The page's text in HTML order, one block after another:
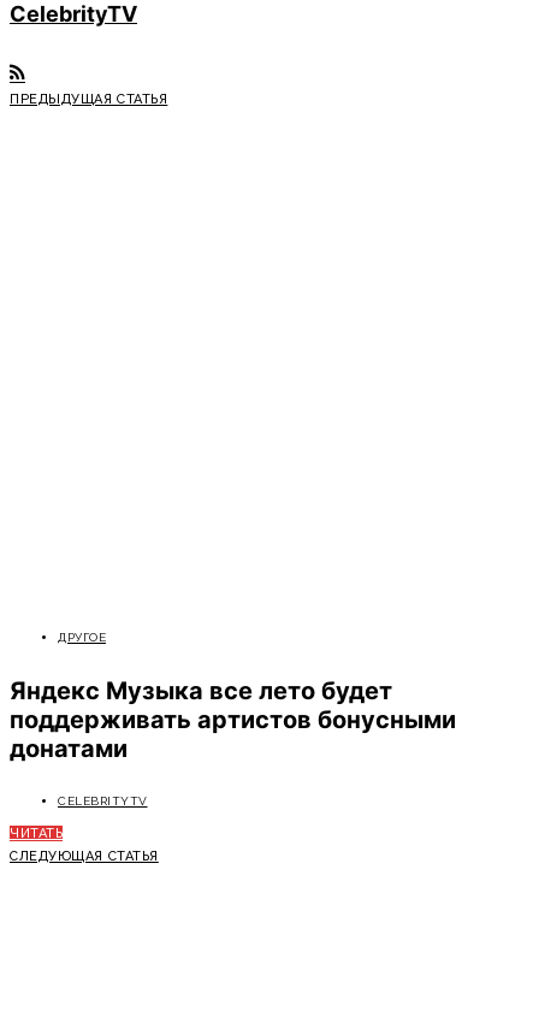
CelebrityTV
ПРЕДЫДУЩАЯ СТАТЬЯ
ДРУГОЕ
Яндекс Музыка все лето будет
поддерживать артистов бонусными
донатами
CELEBRITYTV
ЧИТАТЬ
СЛЕДУЮЩАЯ СТАТЬЯ